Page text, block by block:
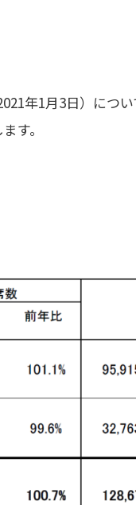
年1月3日）につ
す。